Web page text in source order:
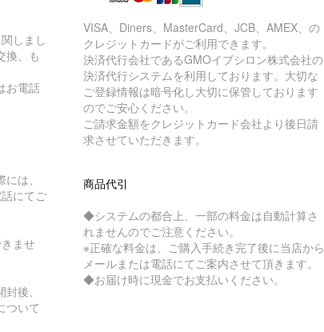
しまし
換、も
お電話
は、
にてご
ませ
後、
ついて
VISA、Diners、MasterCard、JCB、AMEX、の
クレジットカードがご利用できます。
決済代行会社であるGMOイプシロン株式会社の
決済代行システムを利用しております。大切な
ご登録情報は暗号化し大切に保管しております
のでご安心ください。
ご請求金額をクレジットカード会社より後日請
求させていただきます。
商品代引
◆システムの都合上、一部の料金は自動計算さ
れませんのでご注意ください。
※正確な料金は、ご購入手続き完了後に当店から
メールまたは電話にてご案内させて頂きます。
◆お届け時に現金でお支払いください。